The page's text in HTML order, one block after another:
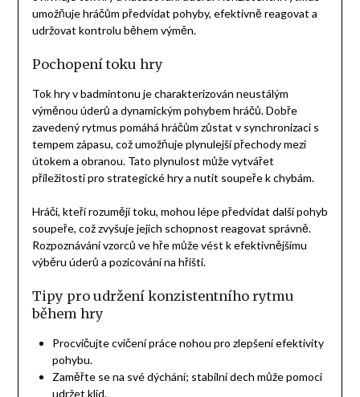
umožňuje hráčům předvídat pohyby, efektivně reagovat a
udržovat kontrolu během výměn.
Pochopení toku hry
Tok hry v badmintonu je charakterizován neustálým
výměnou úderů a dynamickým pohybem hráčů. Dobře
zavedený rytmus pomáhá hráčům zůstat v synchronizaci s
tempem zápasu, což umožňuje plynulejší přechody mezi
útokem a obranou. Tato plynulost může vytvářet
příležitosti pro strategické hry a nutit soupeře k chybám.
Hráči, kteří rozumějí toku, mohou lépe předvídat další pohyb
soupeře, což zvyšuje jejich schopnost reagovat správně.
Rozpoznávání vzorců ve hře může vést k efektivnějšímu
výběru úderů a pozicování na hřišti.
Tipy pro udržení konzistentního rytmu
během hry
Procvičujte cvičení práce nohou pro zlepšení efektivity
pohybu.
Zaměřte se na své dýchání; stabilní dech může pomoci
udržet klid.